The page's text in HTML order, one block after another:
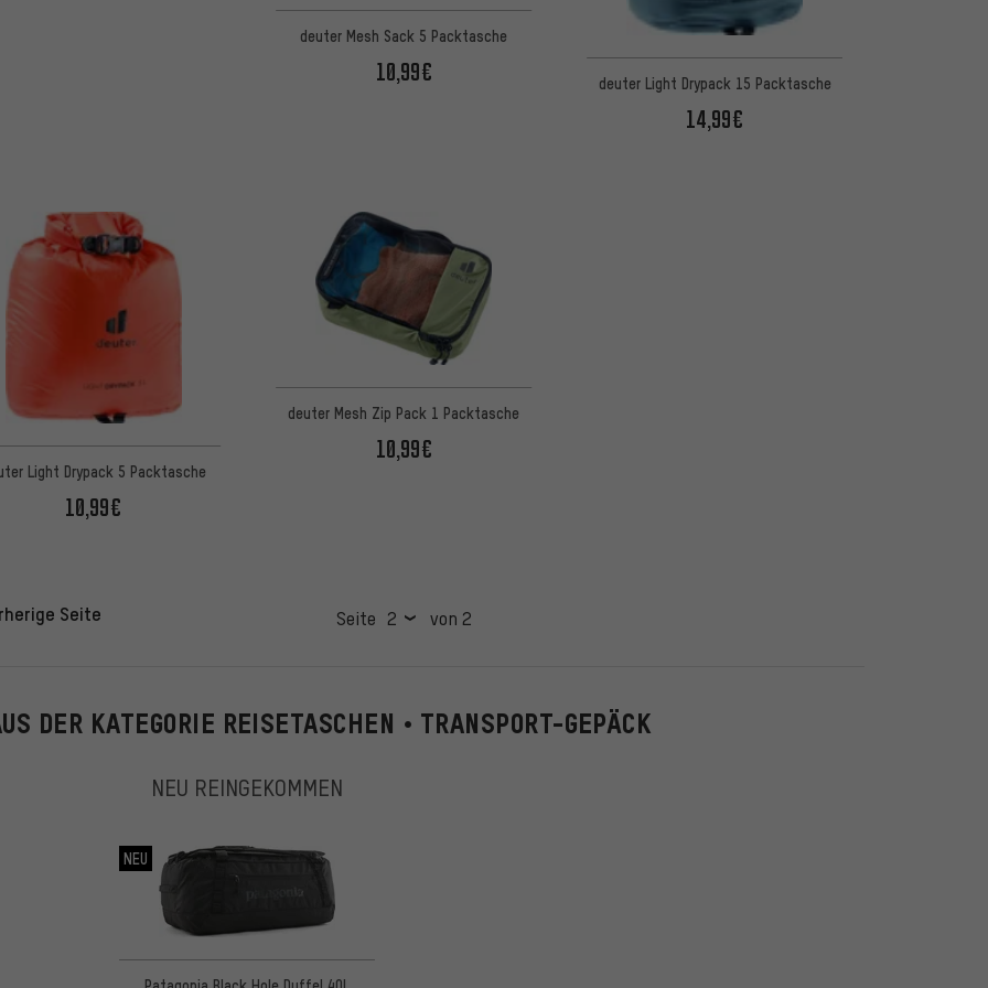
deuter Mesh Sack 5 Packtasche
10,99€ deuter Light Drypack 15 Packtasche
14,99€
Light Drypack 5 Packtasche
10,99€
deuter Mesh Zip Pack 1 Packtasche
10,99€
Seite Seite von 2
DER KATEGORIE REISETASCHEN • TRANSPORT-GEPÄCK
NEU REINGEKOMMEN
NEU